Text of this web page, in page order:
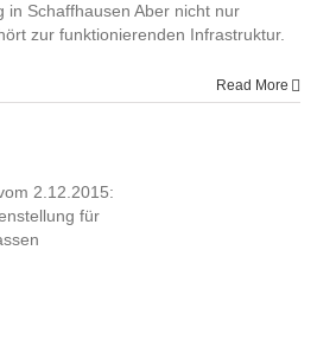
in Schaffhausen Aber nicht nur
zur funktionierenden Infrastruktur.
Read More